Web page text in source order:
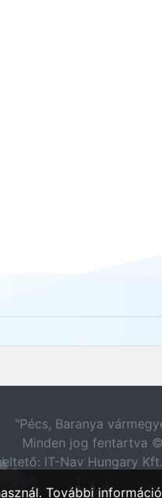
"Pécs, Baranya
Minden jog fentartva
IT-Nav Hungary
További